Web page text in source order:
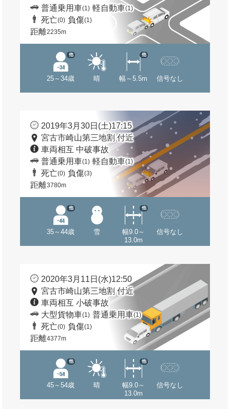
普通乗用車(1) 軽自動車(1)
死亡(0) 負傷(1)
距離2235m
25～34歳
他
晴 幅～5.5m
他
信号なし
2019年3月30日(土)17:15
宮古市崎山第三地割 付近
車両相互 中破事故
普通乗用車(1) 軽自動車(1)
死亡(0) 負傷(3)
距離3780m
35～44歳
他
雪
幅9.0～
13.0m
他
信号なし
2020年3月11日(水)12:50
宮古市崎山第三地割 付近
車両相互 小破事故
大型貨物車(1) 普通乗用車(1)
死亡(0) 負傷(1)
距離4377m
45～54歳
他
晴
幅9.0～
13.0m
他
信号なし